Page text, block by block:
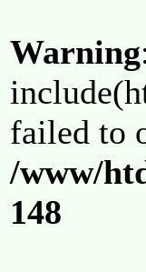
Warning
failed to
/www/
148